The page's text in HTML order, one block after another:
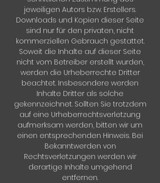
jeweiligen Autors bzw. Erstellers.
Downloads und Kopien dieser Seite
sind nur für den privaten, nicht
kommerziellen Gebrauch gestattet.
Soweit die Inhalte auf dieser Seite
nicht vom Betreiber erstellt wurden,
werden die Urheberrechte Dritter
beachtet. Insbesondere werden
Inhalte Dritter als solche
gekennzeichnet. Sollten Sie trotzdem
auf eine Urheberrechtsverletzung
aufmerksam werden, bitten wir um
einen entsprechenden Hinweis. Bei
Bekanntwerden von
Rechtsverletzungen werden wir
derartige Inhalte umgehend
entfernen.